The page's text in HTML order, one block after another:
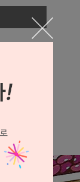
니다.